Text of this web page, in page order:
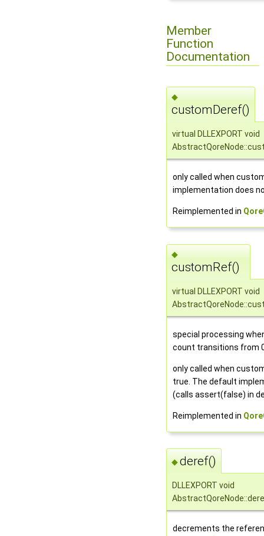
Member
Function
Documentation
◆
customDeref()
virtual DLLEXPORT void
only called when
implementation does
Reimplemented in
◆
customRef()
virtual DLLEXPORT void
special processing
count transitions from
only called when
true. The default
(calls assert(false) in
Reimplemented in
◆deref()
DLLEXPORT void
decrements the